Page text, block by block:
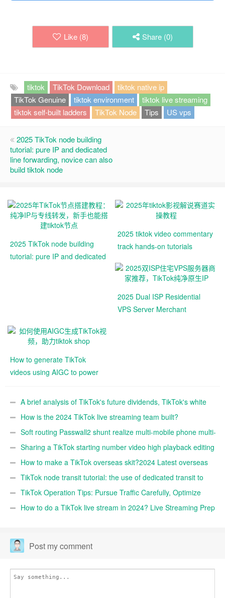
Like (8) Share (0)
tiktok TikTok Download
tiktok native ip
TikTok Genuine
tiktok environment
tiktok live streaming
tiktok self-built ladders
TikTok Node Tips US vps
2025 TikTok node building
tutorial: pure IP and dedicated
line forwarding, novice can also
build tiktok node
2025 TikTok node building
tutorial: pure IP and dedicated
2025 tiktok video commentary
track hands-on tutorials
2025 Dual ISP Residential
VPS Server Merchant
How to generate TikTok
videos using AIGC to power
A brief analysis of TikTok's future dividends, TikTok's white
entry reference
How is the 2024 TikTok live streaming team built?
Soft routing Passwall2 shunt realize multi-mobile phone multi-
IP shunt realize TikTok matrix operation
Sharing a TikTok starting number video high playback editing
technique (FYI)
How to make a TikTok overseas skit?2024 Latest overseas
TikTok skit nuggets 10,000 word tutorials
TikTok node transit tutorial: the use of dedicated transit to
improve the speed and stability of self-built TikTok nodes
TikTok Operation Tips: Pursue Traffic Carefully, Optimize
Traffic Profile
How to do a TikTok live stream in 2024? Live Streaming Prep
Post my comment